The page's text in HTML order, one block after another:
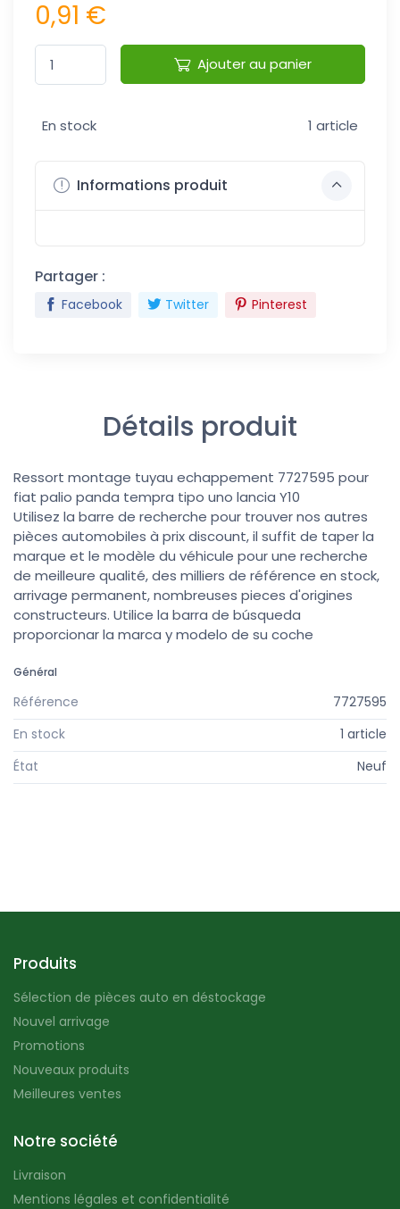
0,91 €
Ajouter au panier
En stock 1 article
Informations produit
Partager :
Facebook Twitter Pinterest
Détails produit
Ressort montage tuyau echappement 7727595 pour
fiat palio panda tempra tipo uno lancia Y10
Utilisez la barre de recherche pour trouver nos autres
pièces automobiles à prix discount, il suffit de taper la
marque et le modèle du véhicule pour une recherche
de meilleure qualité, des milliers de référence en stock,
arrivage permanent, nombreuses pieces d'origines
constructeurs. Utilice la barra de búsqueda
proporcionar la marca y modelo de su coche
Général
Référence
7727595
En stock
1 article
État
Neuf
Produits
Sélection de pièces auto en déstockage
Nouvel arrivage
Promotions
Nouveaux produits
Meilleures ventes
Notre société
Livraison
Mentions légales et confidentialité